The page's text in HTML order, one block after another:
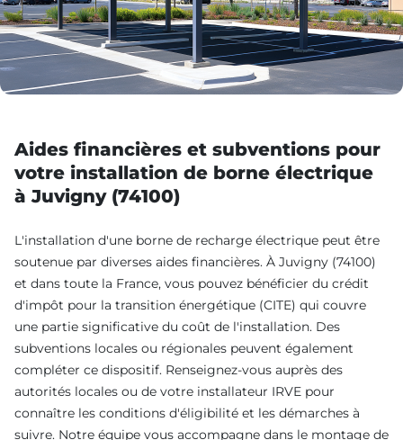
Aides financières et subventions pour
votre installation de borne électrique
à Juvigny (74100)
L'installation d'une borne de recharge électrique peut être
soutenue par diverses aides financières. À Juvigny (74100)
et dans toute la France, vous pouvez bénéficier du crédit
d'impôt pour la transition énergétique (CITE) qui couvre
une partie significative du coût de l'installation. Des
subventions locales ou régionales peuvent également
compléter ce dispositif. Renseignez-vous auprès des
autorités locales ou de votre installateur IRVE pour
connaître les conditions d'éligibilité et les démarches à
suivre. Notre équipe vous accompagne dans le montage de